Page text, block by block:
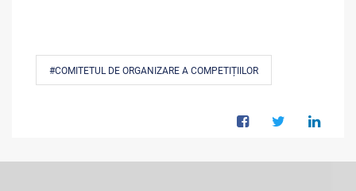
#COMITETUL DE ORGANIZARE A COMPETIȚIILOR